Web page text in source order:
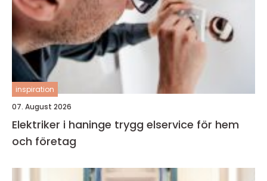
inspiration
07. August 2026
Elektriker i haninge trygg elservice för hem
och företag